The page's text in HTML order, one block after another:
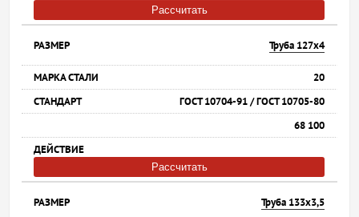
Рассчитать
Труба 127х4
20
ГОСТ 10704-91 / ГОСТ 10705-80
68 100
Рассчитать
Труба 133х3,5